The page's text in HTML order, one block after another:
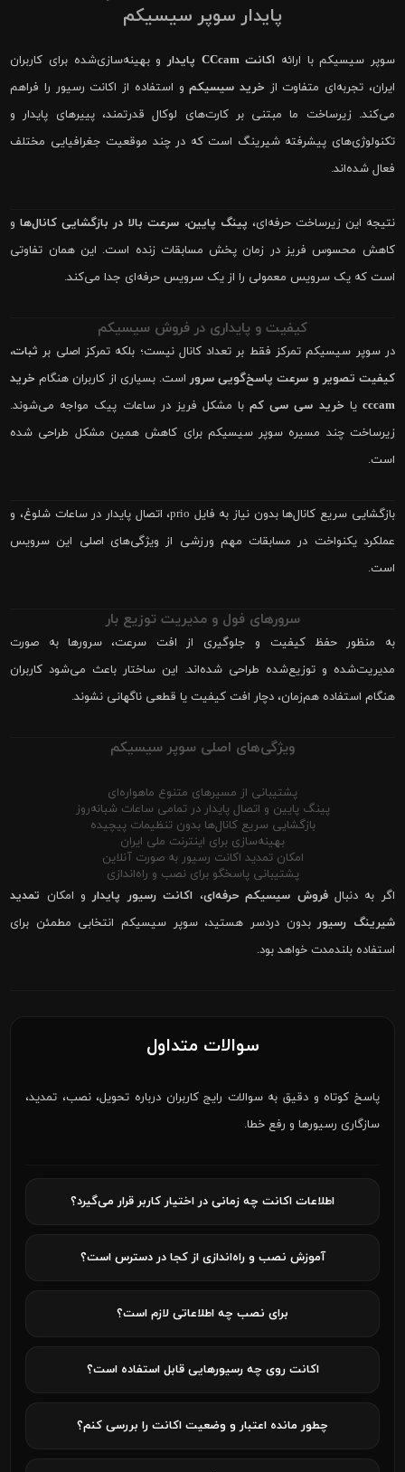
پایدار سوپر سیسیکم
سوپر سیسیکم با ارائه اکانت CCcam پایدار
و بهینه‌سازی‌شده برای کاربران
ایران، تجربه‌ای متفاوت از خرید سیسیکمو استفاده از اکانت رسیور را فراهم
می‌کند. زیرساخت ما مبتنی بر کارت‌های لوکال قدرتمند، پییرهای پایدار و
تکنولوژی‌های پیشرفته شیرینگ است که در چند موقعیت جغرافیایی مختلف
فعال شده‌اند.
نتیجه این زیرساخت حرفه‌ای، پینگ پایین، سرعت بالا در بازگشایی کانال‌هاو
کاهش محسوس فریز در زمان پخش مسابقات زنده است. این همان تفاوتی
است که یک سرویس معمولی را از یک سرویس حرفه‌ای جدا می‌کند.
کیفیت و پایداری در فروش سیسیکم
در سوپر سیسیکم تمرکز فقط بر تعداد کانال نیست؛ بلکه تمرکز اصلی بر ثبات،
کیفیت تصویر و سرعت پاسخ‌گویی سروراست. بسیاری از کاربران هنگام خرید
cccam یا خرید سی سی کمبا مشکل فریز در ساعات پیک مواجه می‌شوند.
زیرساخت چند مسیره سوپر سیسیکم برای کاهش همین مشکل طراحی شده
است.
بازگشایی سریع کانال‌ها بدون نیاز به فایل prio، اتصال پایدار در ساعات شلوغ، و
عملکرد یکنواخت در مسابقات مهم ورزشی از ویژگی‌های اصلی این سرویس
است.
سرورهای فول و مدیریت توزیع بار
به منظور حفظ کیفیت و جلوگیری از افت سرعت، سرورها به صورت
مدیریت‌شده و توزیع‌شده طراحی شده‌اند. این ساختار باعث می‌شود کاربران
هنگام استفاده هم‌زمان، دچار افت کیفیت یا قطعی ناگهانی نشوند.
ویژگی‌های اصلی سوپر سیسیکم
پشتیبانی از مسیرهای متنوع ماهواره‌ای
پینگ پایین و اتصال پایدار در تمامی ساعات شبانه‌روز
بازگشایی سریع کانال‌ها بدون تنظیمات پیچیده
بهینه‌سازی برای اینترنت ملی ایران
امکان تمدید اکانت رسیور به صورت آنلاین
پشتیبانی پاسخگو برای نصب و راه‌اندازی
اگر به دنبالفروش سیسیکم حرفه‌ای، اکانت رسیور پایدارو امکان تمدید
شیرینگ رسیوربدون دردسر هستید، سوپر سیسیکم انتخابی مطمئن برای
استفاده بلندمدت خواهد بود.
سوالات متداول
پاسخ کوتاه و دقیق به سوالات رایج کاربران درباره تحویل، نصب، تمدید،
سازگاری رسیورها و رفع خطا.
اطلاعات اکانت چه زمانی در اختیار کاربر قرار می‌گیرد؟
آموزش نصب و راه‌اندازی از کجا در دسترس است؟
برای نصب چه اطلاعاتی لازم است؟
اکانت روی چه رسیورهایی قابل استفاده است؟
چطور مانده اعتبار و وضعیت اکانت را بررسی کنم؟